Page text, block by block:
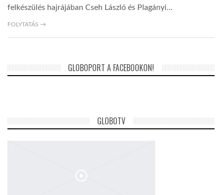
felkészülés hajrájában Cseh László és Plagányi…
FOLYTATÁS →
GLOBOPORT A FACEBOOKON!
GLOBOTV